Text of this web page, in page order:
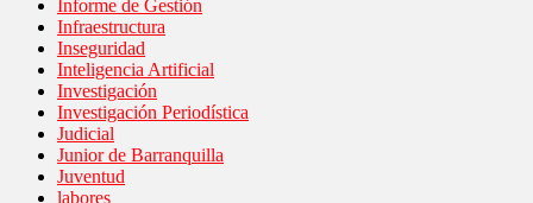
Informe de Gestión
Infraestructura
Inseguridad
Inteligencia Artificial
Investigación
Investigación Periodística
Judicial
Junior de Barranquilla
Juventud
labores